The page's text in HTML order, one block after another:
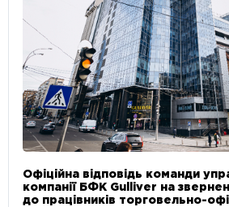
Офіційна відповідь команди
компанії БФК Gulliver на
до працівників торговельно-